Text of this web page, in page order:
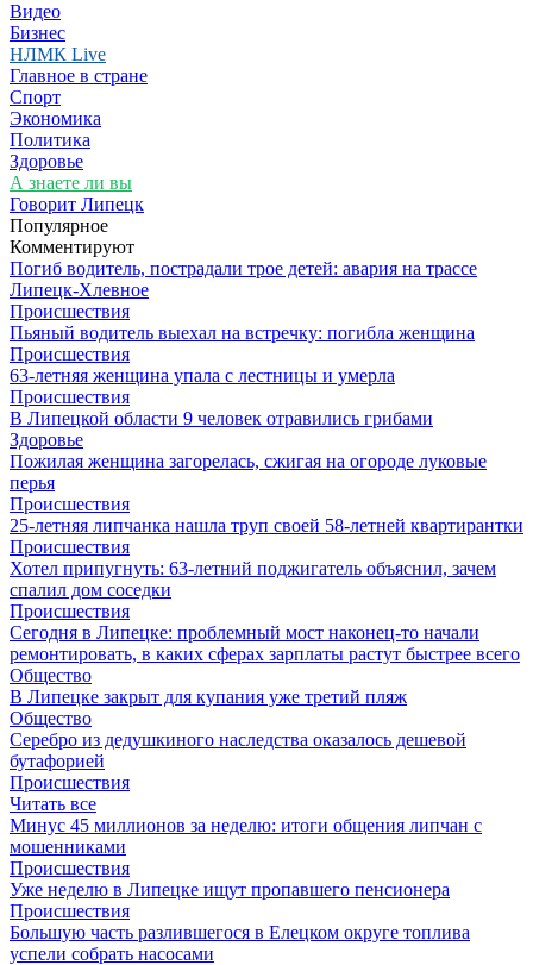
Видео
Бизнес
НЛМК Live
Главное в стране
Спорт
Экономика
Политика
Здоровье
А знаете ли вы
Говорит Липецк
Популярное
Комментируют
Погиб водитель, пострадали трое детей: авария на трассе
Липецк-Хлевное
Происшествия
Пьяный водитель выехал на встречку: погибла женщина
Происшествия
63-летняя женщина упала с лестницы и умерла
Происшествия
В Липецкой области 9 человек отравились грибами
Здоровье
Пожилая женщина загорелась, сжигая на огороде луковые
перья
Происшествия
25-летняя липчанка нашла труп своей 58-летней квартирантки
Происшествия
Хотел припугнуть: 63-летний поджигатель объяснил, зачем
спалил дом соседки
Происшествия
Сегодня в Липецке: проблемный мост наконец-то начали
ремонтировать, в каких сферах зарплаты растут быстрее всего
Общество
В Липецке закрыт для купания уже третий пляж
Общество
Серебро из дедушкиного наследства оказалось дешевой
бутафорией
Происшествия
Читать все
Минус 45 миллионов за неделю: итоги общения липчан с
мошенниками
Происшествия
Уже неделю в Липецке ищут пропавшего пенсионера
Происшествия
Большую часть разлившегося в Елецком округе топлива
успели собрать насосами